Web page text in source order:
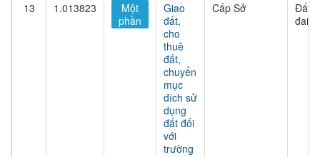
13 1.013823
Một
phần
Giao
đất,
cho
thuê
đất,
chuyển
mục
đích sử
dụng
đất đối
với
trường
Cấp Sở
Đất
đai